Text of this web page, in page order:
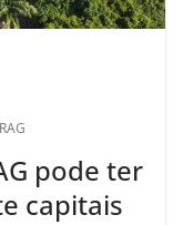
pode ter
capitais